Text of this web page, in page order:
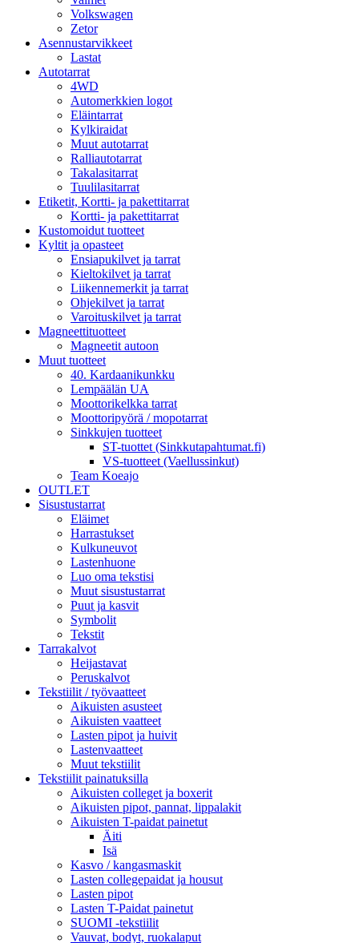
Volkswagen
Zetor
Asennustarvikkeet
Lastat
Autotarrat
4WD
Automerkkien logot
Eläintarrat
Kylkiraidat
Muut autotarrat
Ralliautotarrat
Takalasitarrat
Tuulilasitarrat
Etiketit, Kortti- ja pakettitarrat
Kortti- ja pakettitarrat
Kustomoidut tuotteet
Kyltit ja opasteet
Ensiapukilvet ja tarrat
Kieltokilvet ja tarrat
Liikennemerkit ja tarrat
Ohjekilvet ja tarrat
Varoituskilvet ja tarrat
Magneettituotteet
Magneetit autoon
Muut tuotteet
40. Kardaanikunkku
Lempäälän UA
Moottorikelkka tarrat
Moottoripyörä / mopotarrat
Sinkkujen tuotteet
ST-tuottet (Sinkkutapahtumat.fi)
VS-tuotteet (Vaellussinkut)
Team Koeajo
OUTLET
Sisustustarrat
Eläimet
Harrastukset
Kulkuneuvot
Lastenhuone
Luo oma tekstisi
Muut sisustustarrat
Puut ja kasvit
Symbolit
Tekstit
Tarrakalvot
Heijastavat
Peruskalvot
Tekstiilit / työvaatteet
Aikuisten asusteet
Aikuisten vaatteet
Lasten pipot ja huivit
Lastenvaatteet
Muut tekstiilit
Tekstiilit painatuksilla
Aikuisten colleget ja boxerit
Aikuisten pipot, pannat, lippalakit
Aikuisten T-paidat painetut
Äiti
Isä
Kasvo / kangasmaskit
Lasten collegepaidat ja housut
Lasten pipot
Lasten T-Paidat painetut
SUOMI -tekstiilit
Vauvat, bodyt, ruokalaput